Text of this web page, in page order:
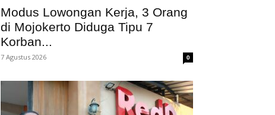
Modus Lowongan Kerja, 3 Orang
di Mojokerto Diduga Tipu 7
Korban...
7 Agustus 2026 0